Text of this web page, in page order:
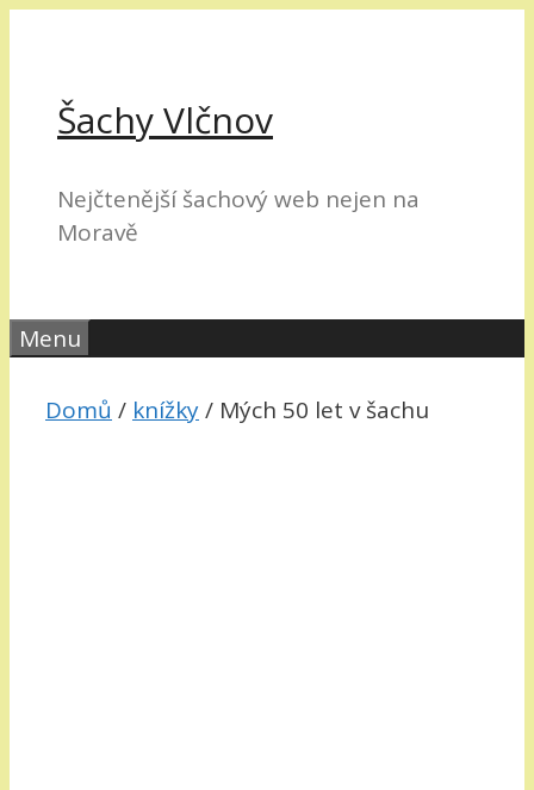
obsah
Šachy Vlčnov
Nejčtenější šachový web nejen na
Moravě
Menu
Domů / knížky/ Mých 50 let v šachu